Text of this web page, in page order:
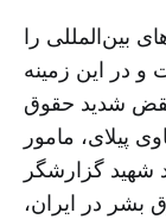
بین‌المللی را
و در این زمینه
شدید حقوق
پیلای، مامور
گزارشگر
بشر در ایران،